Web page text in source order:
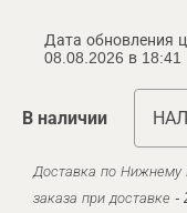
Дата обновления
08.08.2026 в 18:41
В наличии
Доставка по Нижнему
заказа при доставке -